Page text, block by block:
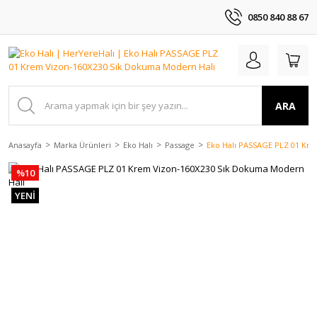
0850 840 88 67
ARA
Anasayfa Marka Ürünleri Eko Halı Passage Eko Halı PASSAGE PLZ 01
%10
YENİ